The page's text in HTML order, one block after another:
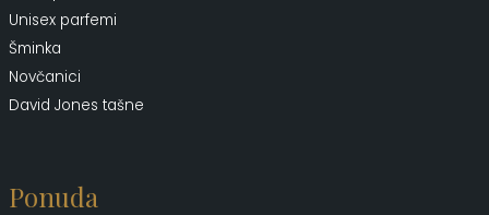
Unisex parfemi
Šminka
Novčanici
David Jones tašne
Ponuda